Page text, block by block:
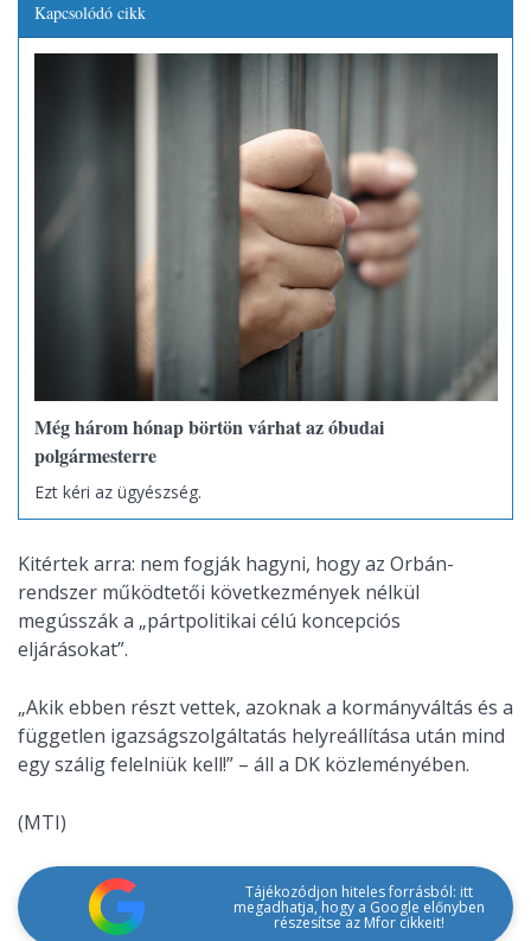
Kapcsolódó cikk
Még három hónap börtön várhat az óbudai
polgármesterre
Ezt kéri az ügyészség.
Kitértek arra: nem fogják hagyni, hogy az Orbán-
rendszer működtetői következmények nélkül
megússzák a „pártpolitikai célú koncepciós
eljárásokat”.
„Akik ebben részt vettek, azoknak a kormányváltás és a
független igazságszolgáltatás helyreállítása után mind
egy szálig felelniük kell!” – áll a DK közleményében.
(MTI)
Tájékozódjon hiteles forrásból: itt
megadhatja, hogy a Google előnyben
részesítse az Mfor cikkeit!